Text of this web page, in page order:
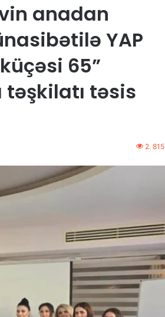
anadan
YAP
65”
təsis
2. 815